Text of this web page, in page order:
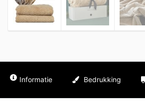
Informatie Bedrukking